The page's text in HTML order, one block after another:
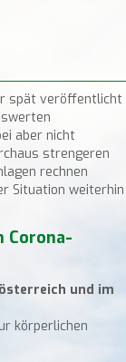
spät veröffentlicht
aber nicht
strengeren
rechnen
Situation weiterhin
Corona-
und im
körperlichen